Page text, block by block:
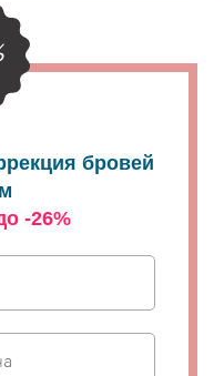
бровей
-26%